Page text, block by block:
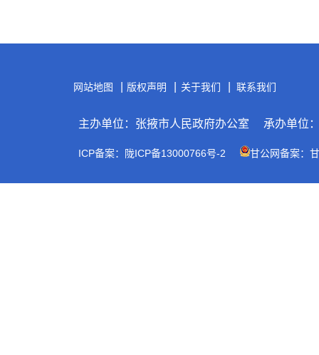
网站地图 版权声明 关于我们 联系我们
主办单位：张掖市人民政府办公室 承办单位
ICP备案：陇ICP备13000766号-2 甘公网备案：